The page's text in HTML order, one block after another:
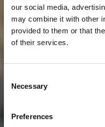
our social media,
may combine it with other
provided to them or that
of their services.
Selection
Necessary
Preferences